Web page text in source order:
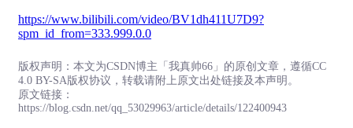
https://www.bilibili.com/video/BV1dh411U7D9?
spm_id_from=333.999.0.0
版权声明：本文为CSDN博主「我真帅66」的原创文章，遵循CC
4.0 BY-SA版权协议，转载请附上原文出处链接及本声明。
原文链接：
https://blog.csdn.net/qq_53029963/article/details/122400943